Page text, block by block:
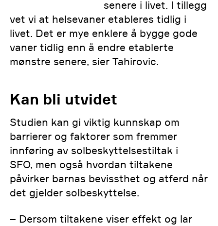
senere i livet. I tillegg
vet vi at helsevaner etableres tidlig i
livet. Det er mye enklere å bygge gode
vaner tidlig enn å endre etablerte
mønstre senere, sier Tahirovic.
Kan bli utvidet
Studien kan gi viktig kunnskap om
barrierer og faktorer som fremmer
innføring av solbeskyttelsestiltak i
SFO, men også hvordan tiltakene
påvirker barnas bevissthet og atferd når
det gjelder solbeskyttelse.
– Dersom tiltakene viser effekt og lar